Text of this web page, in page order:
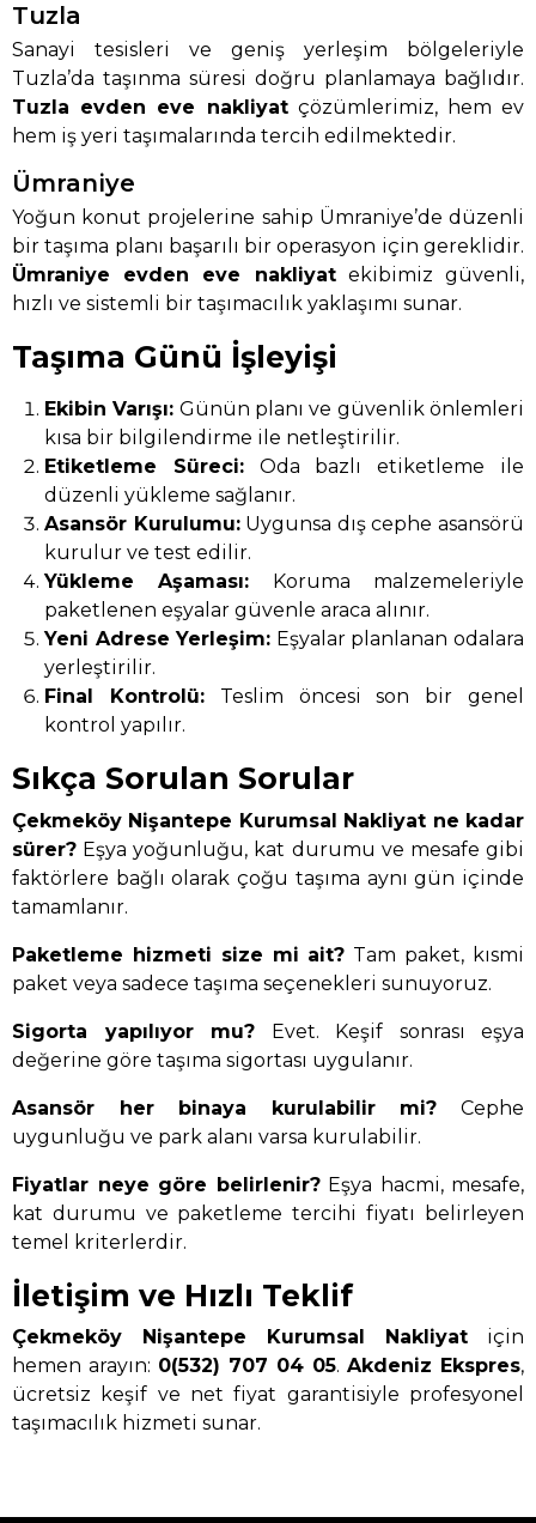
Tuzla
Sanayi tesisleri ve geniş yerleşim bölgeleriyle
Tuzla’da taşınma süresi doğru planlamaya bağlıdır.
Tuzla evden eve nakliyatçözümlerimiz, hem ev
hem iş yeri taşımalarında tercih edilmektedir.
Ümraniye
Yoğun konut projelerine sahip Ümraniye’de düzenli
bir taşıma planı başarılı bir operasyon için gereklidir.
Ümraniye evden eve nakliyatekibimiz güvenli,
hızlı ve sistemli bir taşımacılık yaklaşımı sunar.
Taşıma Günü İşleyişi
Ekibin Varışı: Günün planı ve güvenlik önlemleri
kısa bir bilgilendirme ile netleştirilir.
Etiketleme Süreci:Oda bazlı etiketleme ile
düzenli yükleme sağlanır.
Asansör Kurulumu:Uygunsa dış cephe asansörü
kurulur ve test edilir.
Yükleme Aşaması: Koruma malzemeleriyle
paketlenen eşyalar güvenle araca alınır.
Yeni Adrese Yerleşim: Eşyalar planlanan odalara
yerleştirilir.
Final Kontrolü: Teslim öncesi son bir genel
kontrol yapılır.
Sıkça Sorulan Sorular
Çekmeköy Nişantepe Kurumsal Nakliyat ne kadar
sürer? Eşya yoğunluğu, kat durumu ve mesafe gibi
faktörlere bağlı olarak çoğu taşıma aynı gün içinde
tamamlanır.
Paketleme hizmeti size mi ait? Tam paket, kısmi
paket veya sadece taşıma seçenekleri sunuyoruz.
Sigorta yapılıyor mu? Evet. Keşif sonrası eşya
değerine göre taşıma sigortası uygulanır.
Asansör her binaya kurulabilir mi? Cephe
uygunluğu ve park alanı varsa kurulabilir.
Fiyatlar neye göre belirlenir?Eşya hacmi, mesafe,
kat durumu ve paketleme tercihi fiyatı belirleyen
temel kriterlerdir.
İletişim ve Hızlı Teklif
Çekmeköy Nişantepe Kurumsal Nakliyat için
hemen arayın: 0(532) 707 04 05. Akdeniz Ekspres,
ücretsiz keşif ve net fiyat garantisiyle profesyonel
taşımacılık hizmeti sunar.